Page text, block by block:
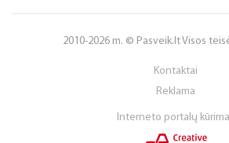
2010-2026 m. © Pasveik.lt Visos
Kontaktai
Reklama
Interneto portalų